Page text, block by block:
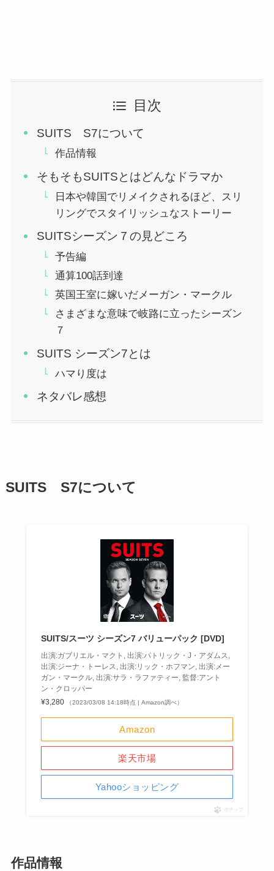
目次
SUITS S7について
作品情報
そもそもSUITSとはどんなドラマか
日本や韓国でリメイクされるほど、スリ
リングでスタイリッシュなストーリー
SUITSシーズン７の見どころ
予告編
通算100話到達
英国王室に嫁いだメーガン・マークル
さまざまな意味で岐路に立ったシーズン
７
SUITS シーズン7とは
ハマり度は
ネタバレ感想
SUITS S7について
SUITS/スーツ シーズン7 バリューパック [DVD]
出演:ガブリエル・マクト, 出演:パトリック・J・アダムス,
出演:ジーナ・トーレス, 出演:リック・ホフマン, 出演:メー
ガン・マークル, 出演:サラ・ラファティー, 監督:アント
ン・クロッパー
¥3,280
（2023/03/08 14:18時点 | Amazon調べ）
Amazon
楽天市場
Yahooショッピング
ポチップ
作品情報